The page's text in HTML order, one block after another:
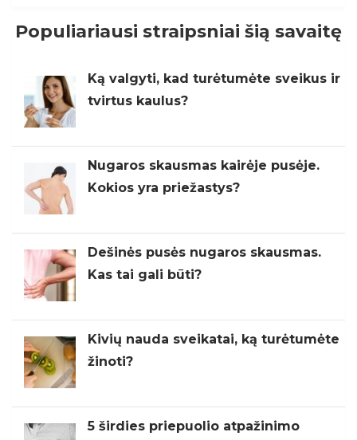
Populiariausi straipsniai šią savaitę
Ką valgyti, kad turėtumėte sveikus ir
tvirtus kaulus?
Nugaros skausmas kairėje pusėje.
Kokios yra priežastys?
Dešinės pusės nugaros skausmas.
Kas tai gali būti?
Kivių nauda sveikatai, ką turėtumėte
žinoti?
5 širdies priepuolio atpažinimo